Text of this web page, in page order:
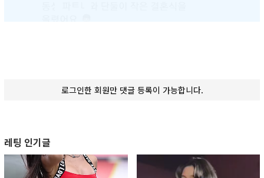
로그인한 회원만 댓글 등록이 가능합니다.
레팅 인기글